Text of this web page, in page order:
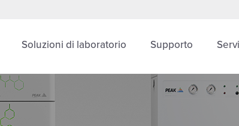
Soluzioni di laboratorio Supporto